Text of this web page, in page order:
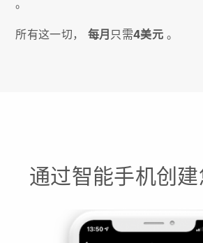
。
所有这一切， 每月 只需4美元。
通过智能手机创